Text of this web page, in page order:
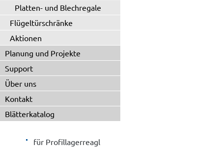
Platten- und Blechregale
Flügeltürschränke
Aktionen
Planung und Projekte
Support
Über uns
Kontakt
Blätterkatalog
für Profillagerreagl